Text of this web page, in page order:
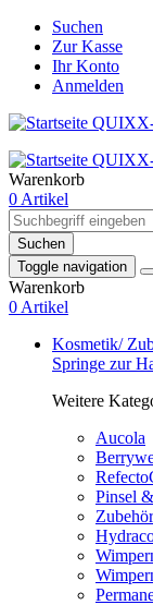
Suchen
Zur Kasse
Ihr Konto
Anmelden
Warenkorb
0 Artikel
Suchen
Toggle navigation
Warenkorb
0 Artikel
Kosmetik/
Springe zur
Weitere
Aucola
Pinsel
Zubehör